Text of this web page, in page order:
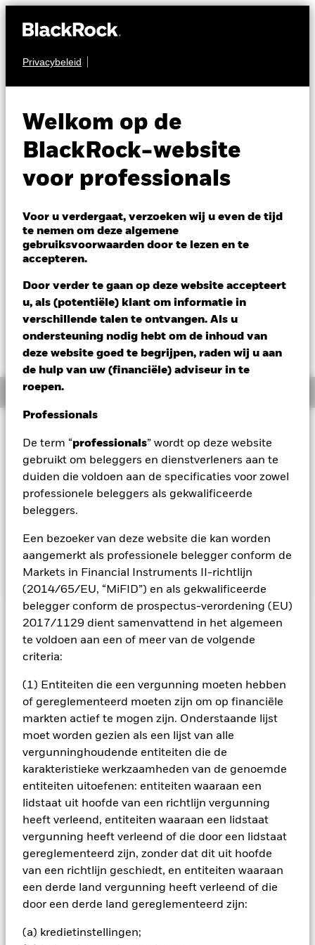
Privacybeleid
Welkom op de
BlackRock-website
voor professionals
Voor u verdergaat, verzoeken wij u even de tijd
te nemen om deze algemene
gebruiksvoorwaarden door te lezen en te
accepteren.
Door verder te gaan op deze website accepteert
u, als (potentiële) klant om informatie in
verschillende talen te ontvangen. Als u
ondersteuning nodig hebt om de inhoud van
deze website goed te begrijpen, raden wij u aan
de hulp van uw (financiële) adviseur in te
roepen.
Professionals
De term “professionals” wordt op deze website
gebruikt om beleggers en dienstverleners aan te
duiden die voldoen aan de specificaties voor zowel
professionele beleggers als gekwalificeerde
beleggers.
Een bezoeker van deze website die kan worden
aangemerkt als professionele belegger conform de
Markets in Financial Instruments II-richtlijn
(2014/65/EU, “MiFID”) en als gekwalificeerde
belegger conform de prospectus-verordening (EU)
2017/1129 dient samenvattend in het algemeen
te voldoen aan een of meer van de volgende
criteria:
(1) Entiteiten die een vergunning moeten hebben
of gereglementeerd moeten zijn om op financiële
markten actief te mogen zijn. Onderstaande lijst
moet worden gezien als een lijst van alle
vergunninghoudende entiteiten die de
karakteristieke werkzaamheden van de genoemde
entiteiten uitoefenen: entiteiten waaraan een
lidstaat uit hoofde van een richtlijn vergunning
heeft verleend, entiteiten waaraan een lidstaat
vergunning heeft verleend of die door een lidstaat
gereglementeerd zijn, zonder dat dit uit hoofde
van een richtlijn geschiedt, en entiteiten waaraan
een derde land vergunning heeft verleend of die
door een derde land gereglementeerd zijn:
(a) kredietinstellingen;
OBLIGATIES
Global Opportunities
Fund
SGD 9,86
Variatie 52wk: 9,81 - 10,24
Verandering NAV 1 dag per 05/aug/2026
SGD 0,02 (0,20%)
Overzicht
Het Fonds streeft naar een maximaal rendement op uw
belegging via een combinatie van kapitaalgroei en
opbrengsten uit de activa van het Fonds. Het Fonds belegt
wereldwijd ten minste 70% van zijn totale vermogen
wereldwijd in vastrentende waarden. De vastrentende
kunnen zijn uitgegeven door overheden,
instellingen.
BELANGRIJKE GEGEVENS: Kapitaalrisico.De waarde en
het rendement van beleggingen kunnen dalen en stijgen, en
zijn niet gegarandeerd. Beleggers verliezen mogelijk hun
genoteerd zijn in een vreemde valuta; schommelingen van de
betreffende valutakoersen zullen invloed hebben op de
waarde van de belegging. Het fonds belegt in
hoogrenderende obligaties. Ondernemingen die hoger
renderende obligaties uitgeven nemen vaak het verhoogde
risico met zich mee dat ze niet kunnen terugbetalen. Als ze in
gebreke blijven kan dit de waarde van uw belegging verlagen.
eveneens aanzienlijke invloed hebben op de waarde van
hoogrenderende obligaties. Het fonds belegt in vastrentende
waarden zoals ondernemings- of staatobligaties die een
vaste of variabele rente (ook wel 'coupon' genaamd) uitkeren
en vergelijkbaar functioneren als een lening. Daarom staan
deze effecten blootgesteld aan veranderingen in de rentevoet
fondsen kunnen beleggen in gestructureerde